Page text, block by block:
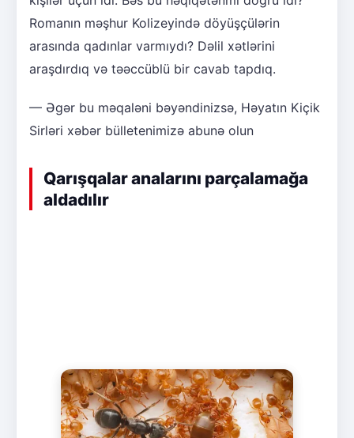
Romanın məşhur Kolizeyində döyüşçülərin
arasında qadınlar varmıydı? Dəlil xətlərini
araşdırdıq və təəccüblü bir cavab tapdıq.
— Əgər bu məqaləni bəyəndinizsə, Həyatın Kiçik
Sirləri xəbər bülletenimizə abunə olun
Qarışqalar analarını parçalamağa
aldadılır